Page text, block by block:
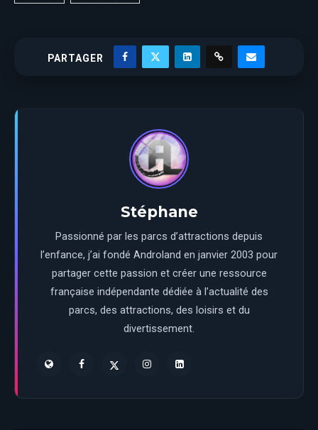
PARTAGER
Stéphane
Passionné par les parcs d’attractions depuis
l’enfance, j’ai fondé Androland en janvier 2003 pour
partager cette passion et créer une ressource
française indépendante dédiée à l’actualité des
parcs, des attractions, des loisirs et du
divertissement.